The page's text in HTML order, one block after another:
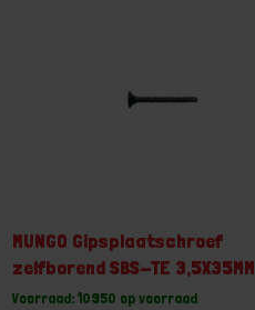
MUNGO Gipsplaatschroef
zelfborend SBS-TE 3,5X35MM
Voorraad: 10950 op voorraad